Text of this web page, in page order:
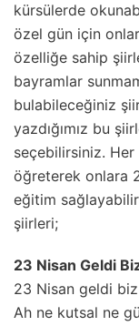
kürsülerde
özel gün için
özelliğe sahip
bayramlar
bulabileceğiniz
yazdığımız bu
seçebilirsiniz.
öğreterek onlara
eğitim
şiirleri;
23 Nisan Geldi
23 Nisan geldi
Ah ne kutsal ne